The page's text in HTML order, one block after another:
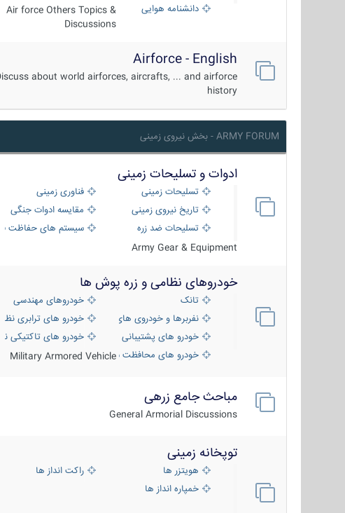
دانشنامه هوایی
Air force Others Topics &
Discussions
Airforce - English
about world airforces, aircrafts, ... and airforce
history
ARMY FORUM - بخش نیروی زمینی
ادوات و تسلیحات زمینی
تسلیحات زمینی
فناوری زمینی
تاریخ نیروی زمینی
مقایسه ادوات جنگی
تسلیحات ضد زره
سیستم های حفاظت
Army Gear & Equipment
خودروهای نظامی و زره پوش ها
تانک
خودروهای مهندسی
نفربرها و خودروی های رزمی پیاده نظامخودرو های ترابری
خودرو های پشتیبانی آتش ، شناسایی و ضد تانک
خودرو های تاکتیکی
خودرو های محافظت شدهMilitary Armored Vehicle
مباحث جامع زرهی
General Armorial Discussions
توپخانه زمینی
هویتزر ها
راکت انداز ها
خمپاره انداز ها